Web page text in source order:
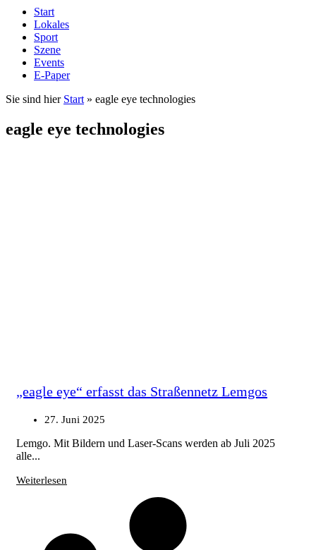
Start
Lokales
Sport
Szene
Events
E-Paper
Sie sind hier Start » eagle eye technologies
eagle eye technologies
„eagle eye“ erfasst das Straßennetz Lemgos
27. Juni 2025
Lemgo. Mit Bildern und Laser-Scans werden ab Juli 2025
alle...
Weiterlesen